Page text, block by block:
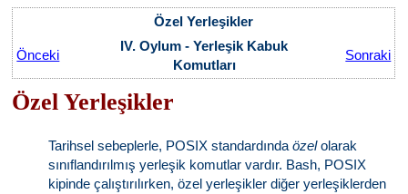
Özel Yerleşikler
Önceki
IV. Oylum - Yerleşik Kabuk
Komutları
Sonraki
Özel Yerleşikler
Tarihsel sebeplerle, POSIX standardındaözelolarak
sınıflandırılmış yerleşik komutlar vardır. Bash, POSIX
kipinde çalıştırılırken, özel yerleşikler diğer yerleşiklerden